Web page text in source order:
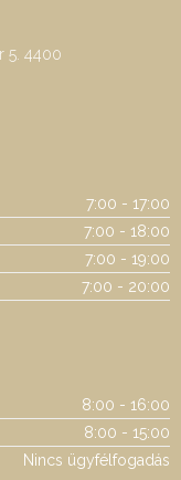
5. 4400
7:00 - 17:00
7:00 - 18:00
7:00 - 19:00
7:00 - 20:00
8:00 - 16:00
8:00 - 15:00
Nincs ügyfélfogadás